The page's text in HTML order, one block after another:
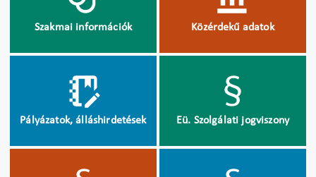
Szakmai információk Közérdekű adatok
Pályázatok, álláshirdetések Eü. Szolgálati jogviszony